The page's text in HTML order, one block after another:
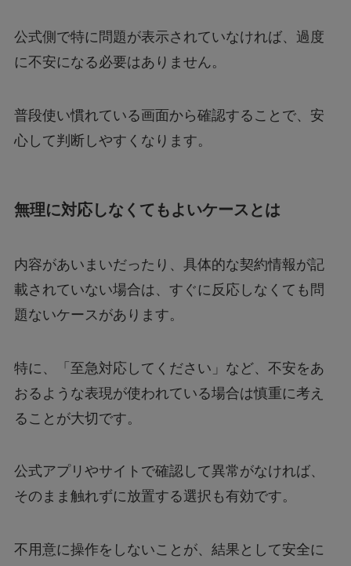
公式側で特に問題が表示されていなければ、過度
に不安になる必要はありません。
普段使い慣れている画面から確認することで、安
心して判断しやすくなります。
無理に対応しなくてもよいケースとは
内容があいまいだったり、具体的な契約情報が記
載されていない場合は、すぐに反応しなくても問
題ないケースがあります。
特に、「至急対応してください」など、不安をあ
おるような表現が使われている場合は慎重に考え
ることが大切です。
公式アプリやサイトで確認して異常がなければ、
そのまま触れずに放置する選択も有効です。
不用意に操作をしないことが、結果として安全に